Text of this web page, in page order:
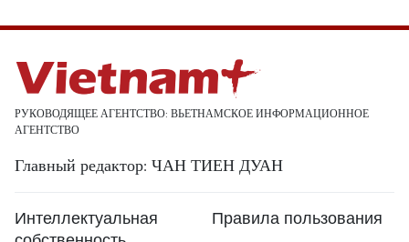
РУКОВОДЯЩЕЕ АГЕНТСТВО: ВЬЕТНАМСКОЕ ИНФОРМАЦИОННОЕ
АГЕНТСТВО
Главный редактор: ЧАН ТИЕН ДУАН
Интеллектуальная
Правила пользования